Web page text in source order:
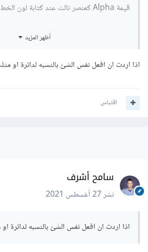
قيمة Alpha كعنصر ثالث عند كتابة لون الخط، كالتالي:
أن تقوم بتغير رقم 50 إلى أي رقم بين 0 و 255
.fill((255, 0, 0, 50))
#
أظهر المزيد
اذا اردت ان افعل نفس الشئ بالنسبه لدائرة او
اقتباس
سامح أشرف
نشر27 أغسطس 2021
اذا اردت ان افعل نفس الشئ بالنسبه لدائرة